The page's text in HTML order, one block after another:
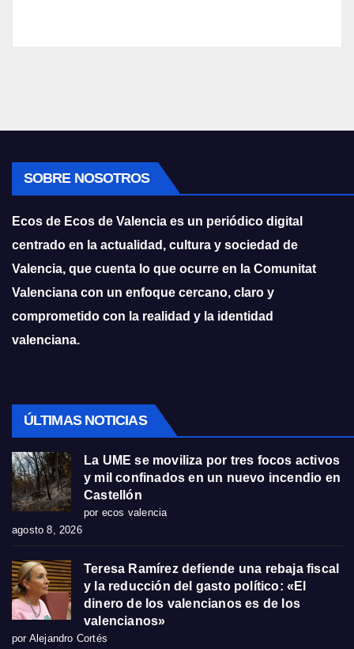
SOBRE NOSOTROS
Ecos de Ecos de Valencia es un periódico digital
centrado en la actualidad, cultura y sociedad de
Valencia, que cuenta lo que ocurre en la Comunitat
Valenciana con un enfoque cercano, claro y
comprometido con la realidad y la identidad
valenciana.
ÚLTIMAS NOTICIAS
La UME se moviliza por tres focos activos
y mil confinados en un nuevo incendio en
Castellón
por ecos valencia
agosto 8, 2026
Teresa Ramírez defiende una rebaja fiscal
y la reducción del gasto político: «El
dinero de los valencianos es de los
valencianos»
por Alejandro Cortés